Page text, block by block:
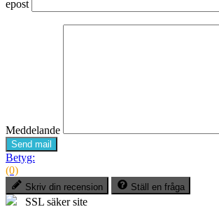
epost
Meddelande
Send mail
Betyg:
(0)
Skriv din recension Ställ en fråga
SSL säker site